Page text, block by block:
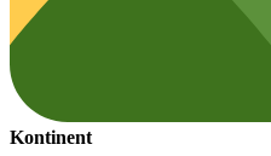
Kontinent